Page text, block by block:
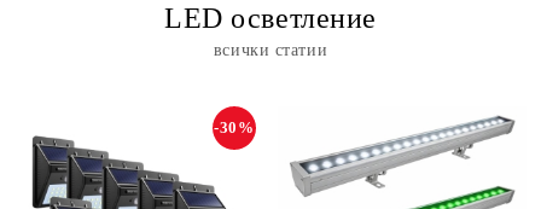
LED осветление
всички статии
-30%